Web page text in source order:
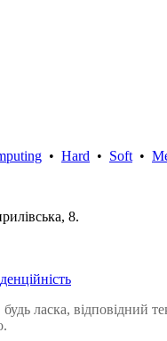
• Hard • Soft •
8.
ласка, відповідний